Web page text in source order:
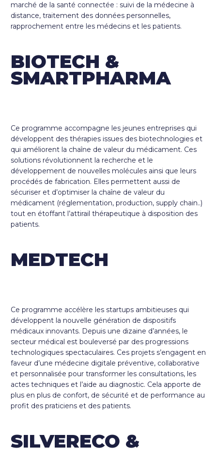
marché de la santé connectée : suivi de la médecine à
distance, traitement des données personnelles,
rapprochement entre les médecins et les patients.
BIOTECH &
SMARTPHARMA
Ce programme accompagne les jeunes entreprises qui
développent des thérapies issues des biotechnologies et
qui améliorent la chaîne de valeur du médicament. Ces
solutions révolutionnent la recherche et le
développement de nouvelles molécules ainsi que leurs
procédés de fabrication. Elles permettent aussi de
sécuriser et d’optimiser la chaîne de valeur du
médicament (réglementation, production, supply chain..)
tout en étoffant l’attirail thérapeutique à disposition des
patients.
MEDTECH
Ce programme accélère les startups ambitieuses qui
développent la nouvelle génération de dispositifs
médicaux innovants. Depuis une dizaine d’années, le
secteur médical est bouleversé par des progressions
technologiques spectaculaires. Ces projets s’engagent en
faveur d’une médecine digitale préventive, collaborative
et personnalisée pour transformer les consultations, les
actes techniques et l’aide au diagnostic. Cela apporte de
plus en plus de confort, de sécurité et de performance au
profit des praticiens et des patients.
SILVERECO &